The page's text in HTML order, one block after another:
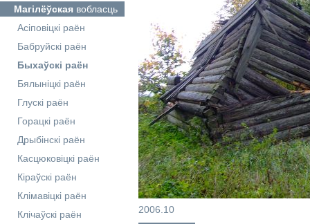
Магілёўская вобласць
Асіповіцкі раён
Бабруйскі раён
Быхаўскі раён
Бялыніцкі раён
Глускі раён
Горацкі раён
Дрыбінскі раён
Касцюковіцкі раён
Кіраўскі раён
Клімавіцкі раён
Клічаўскі раён
2006.10